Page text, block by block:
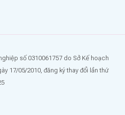
số 0310061757 do Sở Kế hoạch
17/05/2010, đăng ký thay đổi lần thứ